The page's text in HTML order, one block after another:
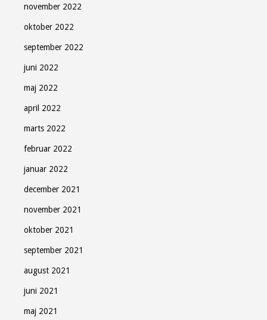
november 2022
oktober 2022
september 2022
juni 2022
maj 2022
april 2022
marts 2022
februar 2022
januar 2022
december 2021
november 2021
oktober 2021
september 2021
august 2021
juni 2021
maj 2021